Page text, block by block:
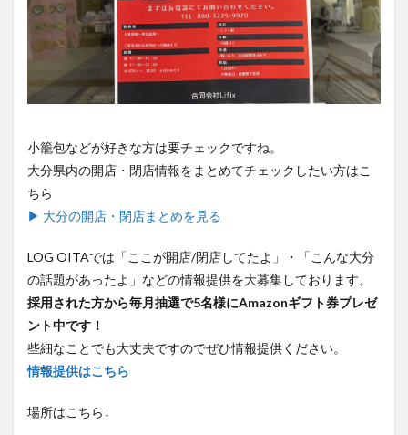
小籠包などが好きな方は要チェックですね。
大分県内の開店・閉店情報をまとめてチェックしたい方はこ
ちら
▶ 大分の開店・閉店まとめを見る
LOG OITAでは「ここが開店/閉店してたよ」・「こんな大分
の話題があったよ」などの情報提供を大募集しております。
採用された方から毎月抽選で5名様にAmazonギフト券プレゼ
ント中です！
些細なことでも大丈夫ですのでぜひ情報提供ください。
情報提供はこちら
場所はこちら↓